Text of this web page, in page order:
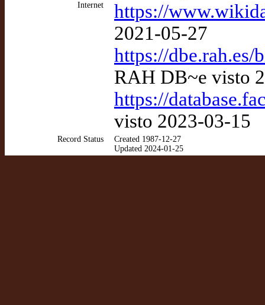
Internet
https://
2021-05-27
https://dbe.rah.es/
RAH DB~e visto
https://
visto 2023-03-15
Record Status
Created 1987-12-27
Updated 2024-01-25